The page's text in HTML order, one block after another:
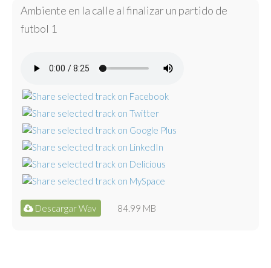
Ambiente en la calle al finalizar un partido de
futbol 1
Descargar Wav 84.99 MB